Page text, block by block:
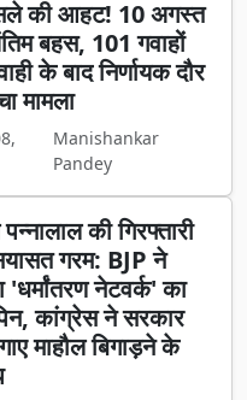
की आहट! 10 अगस्त
बहस, 101 गवाहों
के बाद निर्णायक दौर
मामला
Manishankar
Pandey
की गिरफ्तारी
गरम: BJP ने
'धर्मांतरण नेटवर्क' का
कांग्रेस ने सरकार
माहौल बिगाड़ने के